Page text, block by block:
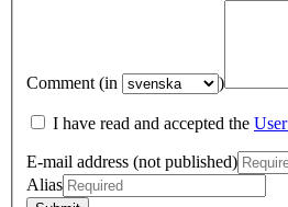
Comment (in )
I have read and accepted the
E-mail address (not published)
Alias